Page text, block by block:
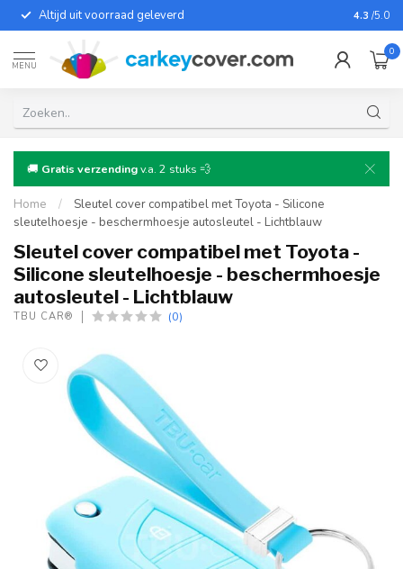
Altijd uit voorraad geleverd Voor
4.3 /5.0
MENU
0
🚚 Gratis verzendingv.a. 2 stuks 💨
Home /
Sleutel cover compatibel met Toyota - Silicone
sleutelhoesje - beschermhoesje autosleutel - Lichtblauw
Sleutel cover compatibel met Toyota -
Silicone sleutelhoesje - beschermhoesje
autosleutel - Lichtblauw
TBU CAR® (0)